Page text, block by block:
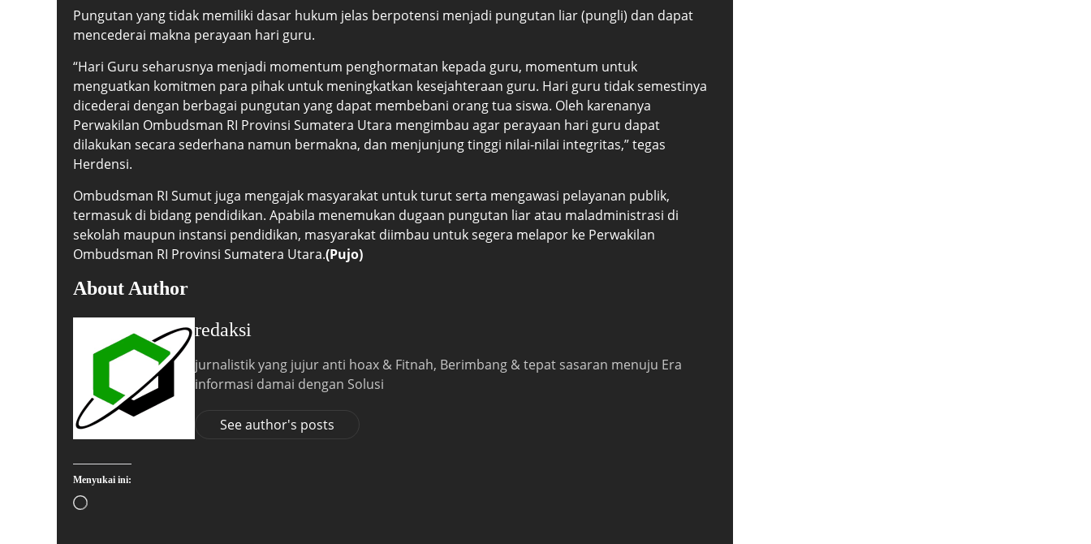
Pungutan yang tidak memiliki dasar hukum jelas berpotensi menjadi pungutan liar (pungli) dan dapat
mencederai makna perayaan hari guru.
“Hari Guru seharusnya menjadi momentum penghormatan kepada guru, momentum untuk
menguatkan komitmen para pihak untuk meningkatkan kesejahteraan guru. Hari guru tidak semestinya
dicederai dengan berbagai pungutan yang dapat membebani orang tua siswa. Oleh karenanya
Perwakilan Ombudsman RI Provinsi Sumatera Utara mengimbau agar perayaan hari guru dapat
dilakukan secara sederhana namun bermakna, dan menjunjung tinggi nilai-nilai integritas,” tegas
Herdensi.
Ombudsman RI Sumut juga mengajak masyarakat untuk turut serta mengawasi pelayanan publik,
termasuk di bidang pendidikan. Apabila menemukan dugaan pungutan liar atau maladministrasi di
sekolah maupun instansi pendidikan, masyarakat diimbau untuk segera melapor ke Perwakilan
Ombudsman RI Provinsi Sumatera Utara.(Pujo)
About Author
redaksi
jurnalistik yang jujur anti hoax & Fitnah, Berimbang & tepat sasaran menuju Era
informasi damai dengan Solusi
See author's posts
Menyukai ini: